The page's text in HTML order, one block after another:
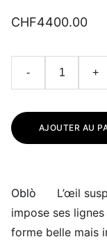
CHF4400.00
- +
AJOUTER AU
Oblò L’œil
impose ses
forme belle mais